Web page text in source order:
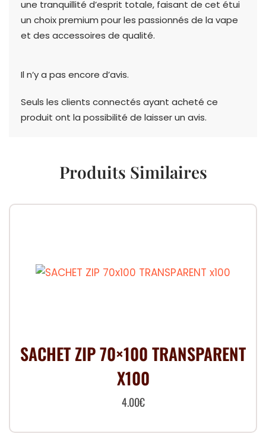
une tranquillité d’esprit totale, faisant de cet étui
un choix premium pour les passionnés de la vape
et des accessoires de qualité.
Il n’y a pas encore d’avis.
Seuls les clients connectés ayant acheté ce
produit ont la possibilité de laisser un avis.
Produits Similaires
SACHET ZIP 70×100 TRANSPARENT
X100
4.00€